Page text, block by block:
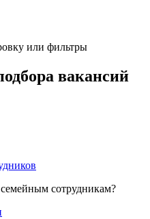
или фильтры
вакансий
сотрудникам?